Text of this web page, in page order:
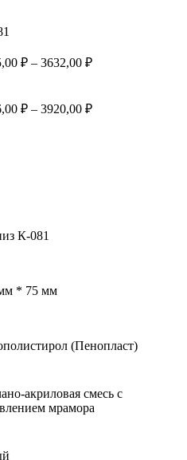
₽ – 3632,00 ₽Диапазон
–
₽ – 3920,00 ₽Диапазон
К-081
* 75 мм
(Пенопласт)
акриловая смесь с
мрамора